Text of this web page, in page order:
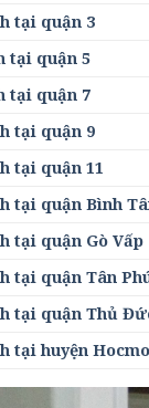
tại quận 3
tại quận 5
tại quận 7
tại quận 9
tại quận 11
tại quận Bình
tại quận Gò Vấp
tại quận Tân
tại quận Thủ
tại huyện